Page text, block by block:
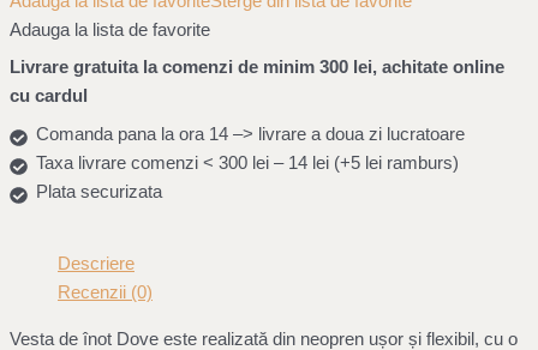
Adauga la lista de favorite
Livrare gratuita la comenzi de minim 300 lei, achitate online
cu cardul
Comanda pana la ora 14 –> livrare a doua zi lucratoare
Taxa livrare comenzi < 300 lei – 14 lei (+5 lei ramburs)
Plata securizata
Descriere
Recenzii (0)
Vesta de înot Dove este realizată din neopren ușor și flexibil, cu o